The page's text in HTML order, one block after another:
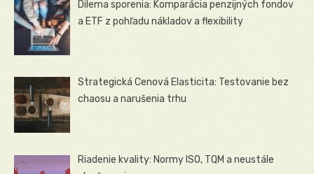
Dilema sporenia: Komparácia penzijných fondov
a ETF z pohľadu nákladov a flexibility
Strategická Cenová Elasticita: Testovanie bez
chaosu a narušenia trhu
Riadenie kvality: Normy ISO, TQM a neustále